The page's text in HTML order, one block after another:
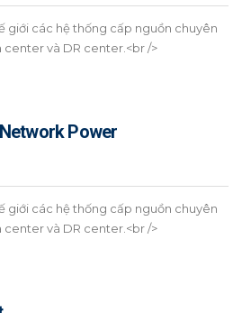
giới các hệ thống cấp nguồn chuyên
và DR center.<br />
Power
giới các hệ thống cấp nguồn chuyên
và DR center.<br />